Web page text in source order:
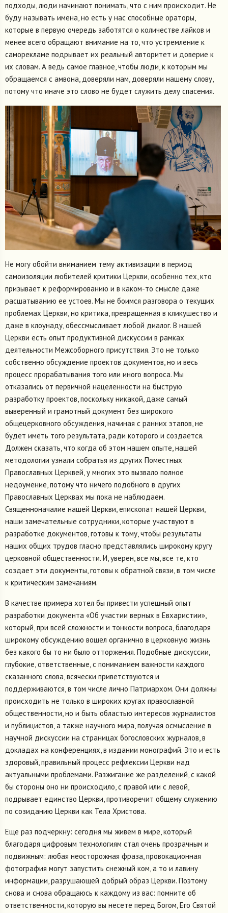
подходы, люди начинают понимать, что с ним происходит. Не
буду называть имена, но есть у нас способные ораторы,
которые в первую очередь заботятся о количестве лайков и
менее всего обращают внимание на то, что устремление к
саморекламе подрывает их реальный авторитет и доверие к
их словам. А ведь самое главное, чтобы люди, к которым мы
обращаемся с амвона, доверяли нам, доверяли нашему слову,
потому что иначе это слово не будет служить делу спасения.
Не могу обойти вниманием тему активизации в период
самоизоляции любителей критики Церкви, особенно тех, кто
призывает к реформированию и в каком-то смысле даже
расшатыванию ее устоев. Мы не боимся разговора о текущих
проблемах Церкви, но критика, превращенная в кликушество и
даже в клоунаду, обессмысливает любой диалог. В нашей
Церкви есть опыт продуктивной дискуссии в рамках
деятельности Межсоборного присутствия. Это не только
собственно обсуждение проектов документов, но и весь
процесс прорабатывания того или иного вопроса. Мы
отказались от первичной нацеленности на быструю
разработку проектов, поскольку никакой, даже самый
выверенный и грамотный документ без широкого
общецерковного обсуждения, начиная с ранних этапов, не
будет иметь того результата, ради которого и создается.
Должен сказать, что когда об этом нашем опыте, нашей
методологии узнали собратья из других Поместных
Православных Церквей, у многих это вызвало полное
недоумение, потому что ничего подобного в других
Православных Церквах мы пока не наблюдаем.
Священноначалие нашей Церкви, епископат нашей Церкви,
наши замечательные сотрудники, которые участвуют в
разработке документов, готовы к тому, чтобы результаты
наших общих трудов гласно представлялись широкому кругу
церковной общественности. И, уверен, все мы, все те, кто
создает эти документы, готовы к обратной связи, в том числе
к критическим замечаниям.
В качестве примера хотел бы привести успешный опыт
разработки документа «Об участии верных в Евхаристии»,
который, при всей сложности и тонкости вопроса, благодаря
широкому обсуждению вошел органично в церковную жизнь
без какого бы то ни было отторжения. Подобные дискуссии,
глубокие, ответственные, с пониманием важности каждого
сказанного слова, всячески приветствуются и
поддерживаются, в том числе лично Патриархом. Они должны
происходить не только в широких кругах православной
общественности, но и быть областью интересов журналистов
и публицистов, а также научного мира, получая осмысление в
научной дискуссии на страницах богословских журналов, в
докладах на конференциях, в издании монографий. Это и есть
здоровый, правильный процесс рефлексии Церкви над
актуальными проблемами. Разжигание же разделений, с какой
бы стороны оно ни происходило, с правой или с левой,
подрывает единство Церкви, противоречит общему служению
по созиданию Церкви как Тела Христова.
Еще раз подчеркну: сегодня мы живем в мире, который
благодаря цифровым технологиям стал очень прозрачным и
подвижным: любая неосторожная фраза, провокационная
фотография могут запустить снежный ком, а то и лавину
информации, разрушающей добрый образ Церкви. Поэтому
снова и снова обращаюсь к каждому из вас: помните об
ответственности, которую вы несете перед Богом, Его Святой